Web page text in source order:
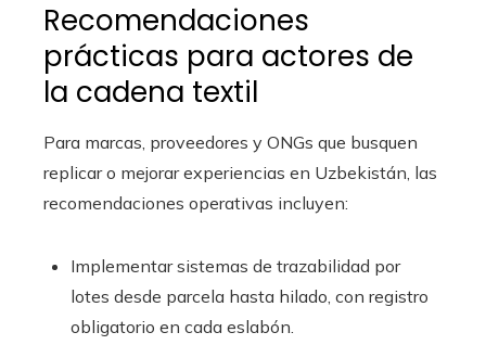
Recomendaciones
prácticas para actores de
la cadena textil
Para marcas, proveedores y ONGs que busquen
replicar o mejorar experiencias en Uzbekistán, las
recomendaciones operativas incluyen:
Implementar sistemas de trazabilidad por
lotes desde parcela hasta hilado, con registro
obligatorio en cada eslabón.